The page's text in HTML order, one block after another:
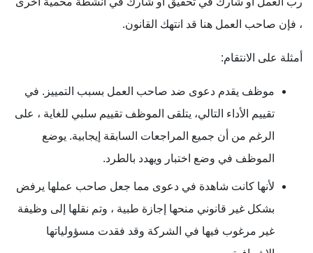
، فإن صاحب العمل هنا قد انتهك القانون.
أمثلة على الانتقام:
موظف يقدم دعوى ضد صاحب العمل بسبب التمييز. في
تقييم الأداء التالي، يتلقى الموظف تقييم سلبي للغاية ، على
الرغم من أن جميع المراجعات السابقة إيجابية. يوضع
الموظف في وضع اختبار ويهدد بالطرد.
لأنها كانت شاهدة في دعوى مما جعل صاحب عملها يرفض
بشكل غير قانوني منحها إجازة طبية ، وتم نقلها إلى وظيفة
غير مرغوب فيها في الشركة وقد فقدت مسؤولياتها